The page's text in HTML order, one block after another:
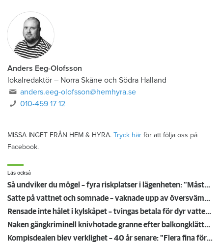
Anders Eeg-Olofsson
lokalredaktör – Norra Skåne och Södra Halland
anders.eeg-olofsson@hemhyra.se
010-459 17 12
MISSA INGET FRÅN HEM & HYRA. Tryck här för att följa oss på
Facebook.
Läs också
Så undviker du mögel – fyra riskplatser i lägenheten: ”Måste städa bort”
Satte på vattnet och somnade – vaknade upp av översvämning hos grannen
Rensade inte hålet i kylskåpet – tvingas betala för dyr vattenskada
Naken gängkriminell knivhotade granne efter balkongklättring
Kompisdealen blev verklighet – 40 år senare: "Flera fina fördelar med att dela bostad"